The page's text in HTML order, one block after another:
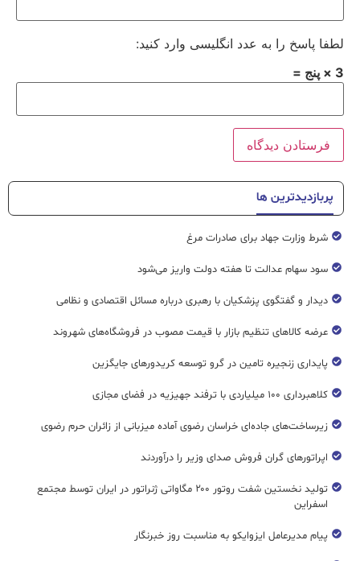
لطفا پاسخ را به عدد انگلیسی وارد کنید:
3 × پنج =
پربازدیدترین ها
شرط وزارت جهاد برای صادرات مرغ
سود سهام عدالت تا هفته دولت واریز می‌شود
دیدار و گفتگوی پزشکیان با رهبری درباره مسائل اقتصادی و نظامی
عرضه کالاهای تنظیم بازار با قیمت مصوب در فروشگاه‌های شهروند
پایداری زنجیره تامین در گرو توسعه کریدورهای جایگزین
کلاهبرداری ۱۰۰ میلیاردی با ترفند جهیزیه در فضای مجازی
زیرساخت‌های جاده‌ای خراسان رضوی آماده میزبانی از زائران حرم رضوی
اپراتورهای گران فروش صدای وزیر را درآوردند
تولید نخستین شفت روتور ۲۰۰ مگاواتی ژنراتور در ایران توسط مجتمع
اسفراین
پیام مدیرعامل ایزوایکو به مناسبت روز خبرنگار